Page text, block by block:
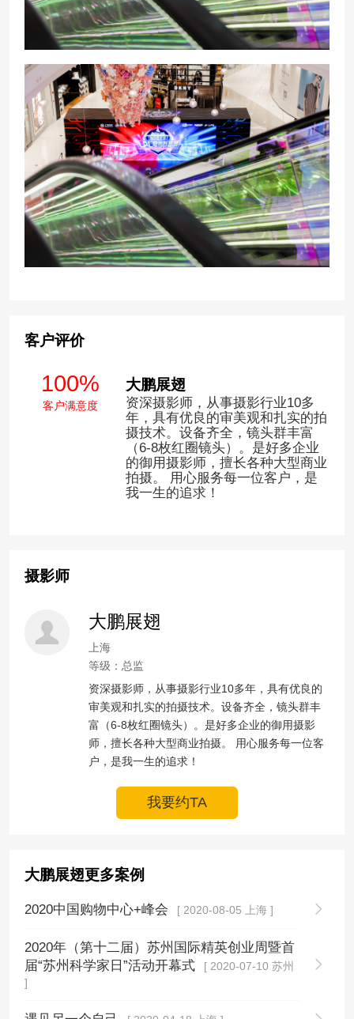
客户评价
100%
客户满意度
大鹏展翅
资深摄影师，从事摄影行业10多
年，具有优良的审美观和扎实的拍
摄技术。设备齐全，镜头群丰富
（6-8枚红圈镜头）。是好多企业
的御用摄影师，擅长各种大型商业
拍摄。 用心服务每一位客户，是
我一生的追求！
摄影师
大鹏展翅
上海
等级：总监
资深摄影师，从事摄影行业10多年，具有优良的
审美观和扎实的拍摄技术。设备齐全，镜头群丰
富（6-8枚红圈镜头）。是好多企业的御用摄影
师，擅长各种大型商业拍摄。 用心服务每一位客
户，是我一生的追求！
我要约TA
大鹏展翅更多案例
2020中国购物中心+峰会 [ 2020-08-05 上海 ]
2020年（第十二届）苏州国际精英创业周暨首
届“苏州科学家日”活动开幕式
[ 2020-07-10 苏州
]